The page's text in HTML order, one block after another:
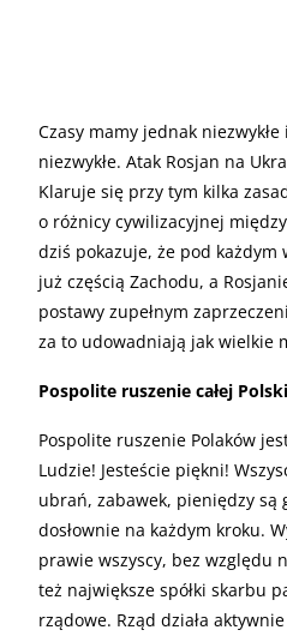
Czasy mamy jednak
niezwykłe. Atak Rosjan na
Klaruje się przy tym kilka
o różnicy cywilizacyjnej
dziś pokazuje, że pod
już częścią Zachodu, a
postawy zupełnym
za to udowadniają jak wielkie
Pospolite ruszenie całej
Pospolite ruszenie Polaków
Ludzie! Jesteście piękni!
ubrań, zabawek, pieniędzy są
dosłownie na każdym kroku.
prawie wszyscy, bez względu
też największe spółki skarbu
rządowe. Rząd działa